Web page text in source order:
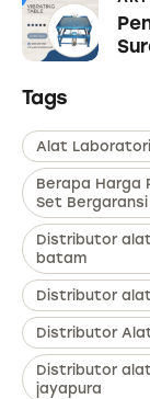
Tags
Alat
Berapa Harga
Set
Distributor
batam
Distributor
Distributor
Distributor
jayapura